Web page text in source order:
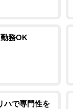
務OK
ハで専門性を